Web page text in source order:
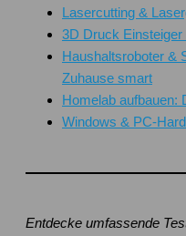
Lasercutting &
3D Druck Einsteiger
Haushaltsroboter &
Zuhause smart
Homelab aufbauen:
Windows & PC-
Entdecke umfassende